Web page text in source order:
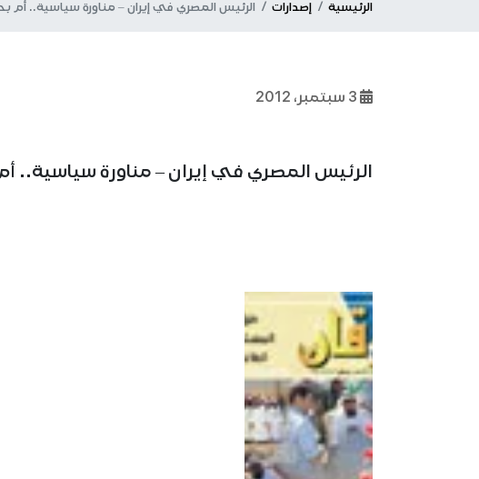
الرئيسية إصدارات الرئيس المصري في إيران – مناورة سياسية..
الرئيس المصري في إيران – مناورة